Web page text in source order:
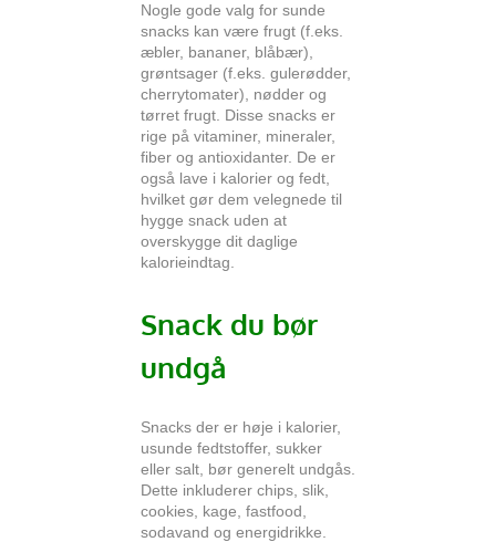
Nogle gode valg for sunde
snacks kan være frugt (f.eks.
æbler, bananer, blåbær),
grøntsager (f.eks. gulerødder,
cherrytomater), nødder og
tørret frugt. Disse snacks er
rige på vitaminer, mineraler,
fiber og antioxidanter. De er
også lave i kalorier og fedt,
hvilket gør dem velegnede til
hygge snack uden at
overskygge dit daglige
kalorieindtag.
Snack du bør
undgå
Snacks der er høje i kalorier,
usunde fedtstoffer, sukker
eller salt, bør generelt undgås.
Dette inkluderer chips, slik,
cookies, kage, fastfood,
sodavand og energidrikke.